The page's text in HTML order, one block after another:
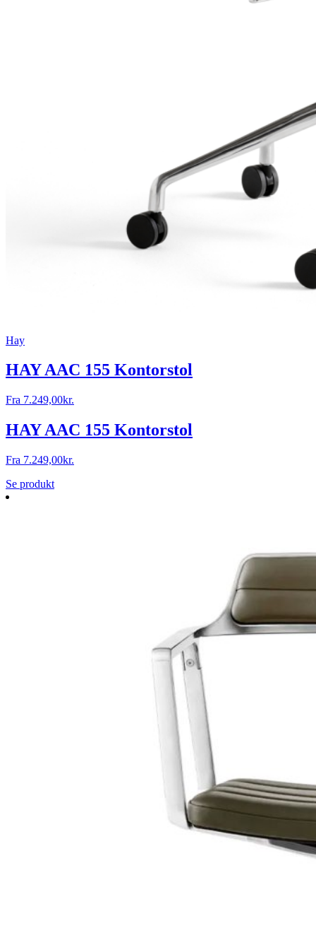
Hay
HAY AAC 155 Kontorstol
Fra 7.249,00kr.
HAY AAC 155 Kontorstol
Fra 7.249,00kr.
Se produkt